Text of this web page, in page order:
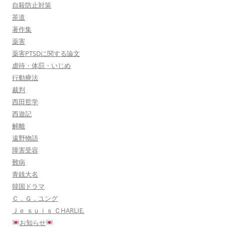
自殺防止対策
茶道
著作集
薬害
薬害PTSDに関する論文
虐待・体罰・いじめ
行動療法
裁判
西田哲学
西遊記
解離
遠野物語
障害受容
難病
青銭大名
韓国ドラマ
Ｃ．Ｇ，ユング
Ｊｅ ｓｕｉｓ ＣHARLIE.
お知らせ